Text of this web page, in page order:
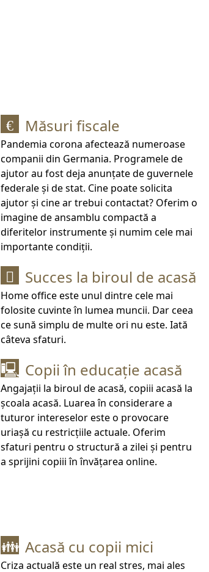
€ Măsuri fiscale
Pandemia corona afectează numeroase
companii din Germania. Programele de
ajutor au fost deja anunțate de guvernele
federale și de stat. Cine poate solicita
ajutor și cine ar trebui contactat? Oferim o
imagine de ansamblu compactă a
diferitelor instrumente și numim cele mai
importante condiții.
 Succes la biroul de acasă
Home office este unul dintre cele mai
folosite cuvinte în lumea muncii. Dar ceea
ce sună simplu de multe ori nu este. Iată
câteva sfaturi.
🖳 Copii în educație acasă
Angajații la biroul de acasă, copiii acasă la
școala acasă. Luarea în considerare a
tuturor intereselor este o provocare
uriașă cu restricțiile actuale. Oferim
sfaturi pentru o structură a zilei și pentru
a sprijini copiii în învățarea online.
👪 Acasă cu copii mici
Criza actuală este un real stres, mai ales